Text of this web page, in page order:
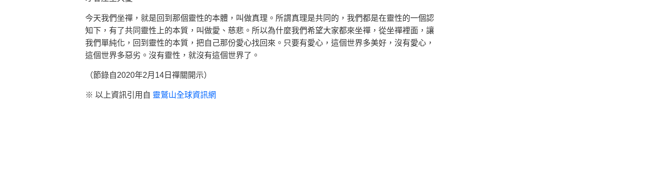
今天我們坐禪，就是回到那個靈性的本體，叫做真理。所謂真理是共同的，我們都是在靈性的一個認
知下，有了共同靈性上的本質，叫做愛、慈悲。所以為什麼我們希望大家都來坐禪，從坐禪裡面，讓
我們單純化，回到靈性的本質，把自己那份愛心找回來。只要有愛心，這個世界多美好，沒有愛心，
這個世界多惡劣。沒有靈性，就沒有這個世界了。
（節錄自2020年2月14日禪關開示）
※ 以上資訊引用自 靈鷲山全球資訊網